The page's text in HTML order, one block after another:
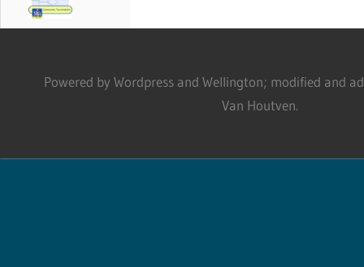
Powered by Wordpress and Wellington; modified and
Van Houtven.